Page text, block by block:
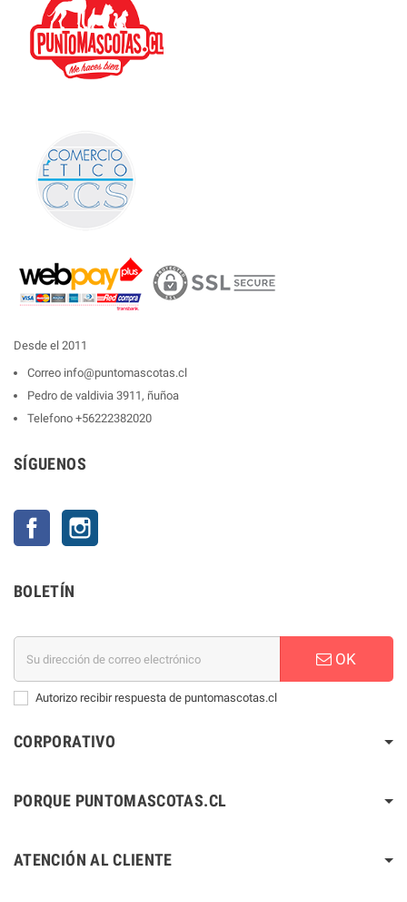
Desde el 2011
Correo info@puntomascotas.cl
Pedro de valdivia 3911, ñuñoa
Telefono +56222382020
SÍGUENOS
Facebook
BOLETÍN
OK
Autorizo recibir respuesta de puntomascotas.cl
CORPORATIVO
PORQUE PUNTOMASCOTAS.CL
ATENCIÓN AL CLIENTE